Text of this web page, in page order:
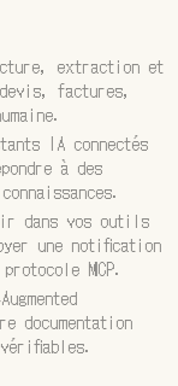
extraction et
factures,
IA connectés
à des
dans vos outils
une notification
MCP.
documentation